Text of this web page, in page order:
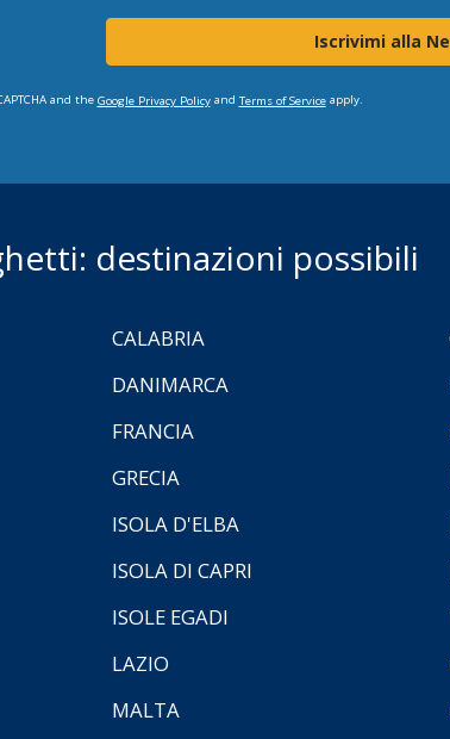
Iscrivimi alla
and the Google Privacy Policyand Terms of Serviceapply.
destinazioni possibili
CALABRIA
DANIMARCA
FRANCIA
GRECIA
ISOLA D'ELBA
ISOLA DI CAPRI
ISOLE EGADI
LAZIO
MALTA